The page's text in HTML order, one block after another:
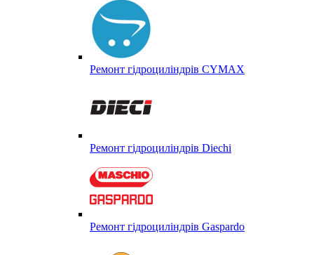
Ремонт гідроциліндрів CYMAX
Ремонт гідроциліндрів Diechi
Ремонт гідроциліндрів Gaspardo